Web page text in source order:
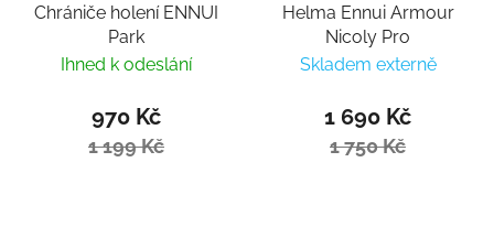
Chrániče holení ENNUI
Park
Ihned k odeslání
970 Kč
1 199 Kč
Helma Ennui Armour
Nicoly Pro
Skladem externě
1 690 Kč
1 750 Kč